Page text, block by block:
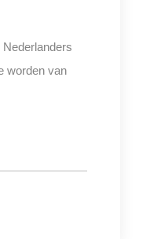
worden van